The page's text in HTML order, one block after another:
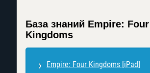
База знаний Empire: Four
Kingdoms
Empire: Four Kingdoms [iPad]